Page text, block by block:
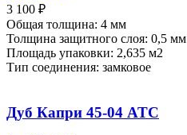
3 100 ₽
Общая толщина: 4 мм
Толщина защитного слоя: 0,5 мм
Площадь упаковки: 2,635 м2
Тип соединения: замковое
Дуб Капри 45-04 ATC